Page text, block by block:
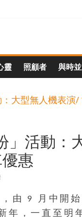
靈 照顧者 與時
」活動：
惠
由 9 月中開
年，一直至明